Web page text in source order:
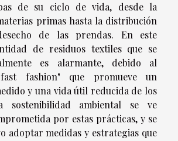
de su ciclo de vida, desde la
primas hasta la distribución
de las prendas. En este
de residuos textiles que se
es alarmante, debido al
fashion" que promueve un
y una vida útil reducida de los
sostenibilidad ambiental se ve
por estas prácticas, y se
adoptar medidas y estrategias que